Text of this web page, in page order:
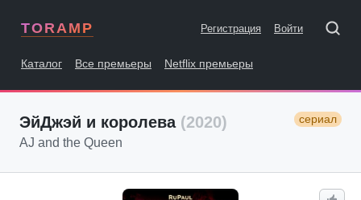
TORAMP Регистрация Войти
Каталог Все премьеры Netflix премьеры
ЭйДжэй и королева (2020) сериал
AJ and the Queen